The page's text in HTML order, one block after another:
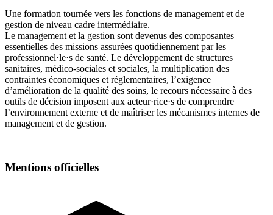
Une formation tournée vers les fonctions de management et de
gestion de niveau cadre intermédiaire.
Le management et la gestion sont devenus des composantes
essentielles des missions assurées quotidiennement par les
professionnel·le·s de santé. Le développement de structures
sanitaires, médico-sociales et sociales, la multiplication des
contraintes économiques et réglementaires, l’exigence
d’amélioration de la qualité des soins, le recours nécessaire à des
outils de décision imposent aux acteur·rice·s de comprendre
l’environnement externe et de maîtriser les mécanismes internes de
management et de gestion.
Mentions officielles